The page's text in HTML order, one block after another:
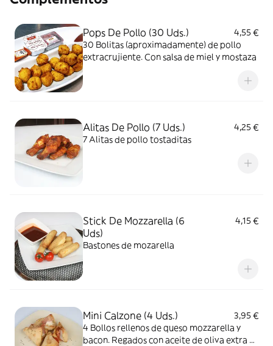
Pops De Pollo (30 Uds.)
4,55 €
30 Bolitas (aproximadamente) de pollo
extracrujiente. Con salsa de miel y mostaza
Alitas De Pollo (7 Uds.)
4,25 €
7 Alitas de pollo tostaditas
Stick De Mozzarella (6
Uds)
4,15 €
Bastones de mozarella
Mini Calzone (4 Uds.)
3,95 €
4 Bollos rellenos de queso mozzarella y
bacon. Regados con aceite de oliva extra al